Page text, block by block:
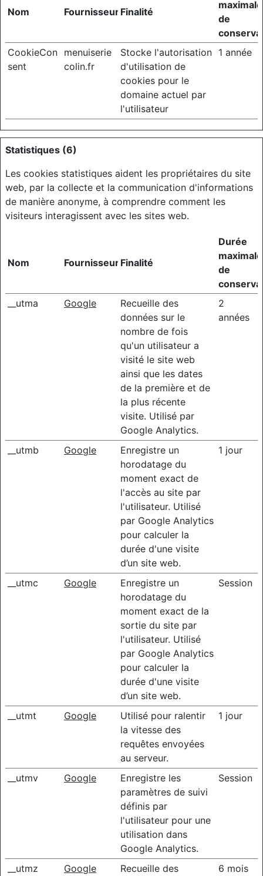
Nom Fournisseur Finalité
maximale
de
CookieCon
sent
menuiserie
colin.fr
Stocke l'autorisation
d'utilisation de
cookies pour le
domaine actuel par
l'utilisateur
1 année
Statistiques (6)
Les cookies statistiques aident les propriétaires du site
web, par la collecte et la communication d'informations
de manière anonyme, à comprendre comment les
visiteurs interagissent avec les sites web.
Nom Fournisseur Finalité
Durée
maximale
de
__utma
Google
Recueille des
données sur le
nombre de fois
qu'un utilisateur a
visité le site web
ainsi que les dates
de la première et de
la plus récente
visite. Utilisé par
Google Analytics.
2
années
__utmb Google
Enregistre un
horodatage du
moment exact de
l'accès au site par
l'utilisateur. Utilisé
par Google Analytics
pour calculer la
durée d'une visite
d’un site web.
1 jour
__utmc Google
Enregistre un
horodatage du
moment exact de la
sortie du site par
l'utilisateur. Utilisé
par Google Analytics
pour calculer la
durée d'une visite
d’un site web.
Session
__utmt Google
Utilisé pour ralentir
la vitesse des
requêtes envoyées
au serveur.
1 jour
__utmv Google
Enregistre les
paramètres de suivi
définis par
l'utilisateur pour une
utilisation dans
Google Analytics.
Session
__utmz Google
Recueille des
6 mois